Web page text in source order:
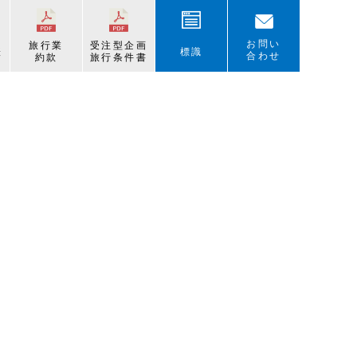
旅行業
約款
受注型企画
旅行条件書
標識
お問い
合わせ